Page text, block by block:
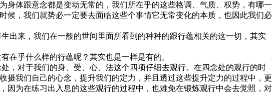
体跟意念都是变动无常的，我们所在乎的这些格调、气质、权势，有哪一
，我们就势必一定要去面临这些个事情它无常变化的本质，也因此我们必
来，我们在一般的世间里面所看到的种种的跟行蕴相关的这一切，其实
乎什么样的行蕴呢？其实也是一样是有的。
对于我们的身、受、心、法这个四项仔细去观行。在四念处的观行的时
我们自己的心念，提升我们的定力，并且透过这些提升定力的过程中，更
为在练习出入息的这些观行的过程中，也难免在锻炼观行中会去觉照，对